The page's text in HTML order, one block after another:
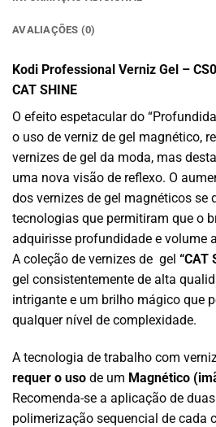
AVALIAÇÕES (0)
Kodi Professional Verniz Gel –
CAT SHINE
O efeito espetacular do
o uso de verniz de gel magnético,
vernizes de gel da moda, mas
uma nova visão de reflexo. O
dos vernizes de gel magnéticos se
tecnologias que permitiram que o
adquirisse profundidade e volume
A coleção de vernizes de gel “CAT
gel consistentemente de alta
intrigante e um brilho mágico que
qualquer nível de complexidade.
A tecnologia de trabalho com
requer o uso de um Magnético
Recomenda-se a aplicação de
polimerização sequencial de cada